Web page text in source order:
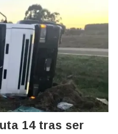
14 tras ser